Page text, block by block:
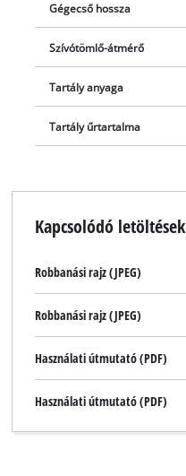
Gégecső hossza
Szívótömlő-átmérő
Tartály anyaga
Tartály űrtartalma
Kapcsolódó letöltések
Robbanási rajz (JPEG)
Robbanási rajz (JPEG)
Használati útmutató (PDF)
Használati útmutató (PDF)